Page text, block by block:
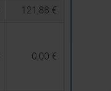
121,88 €
0,00 €